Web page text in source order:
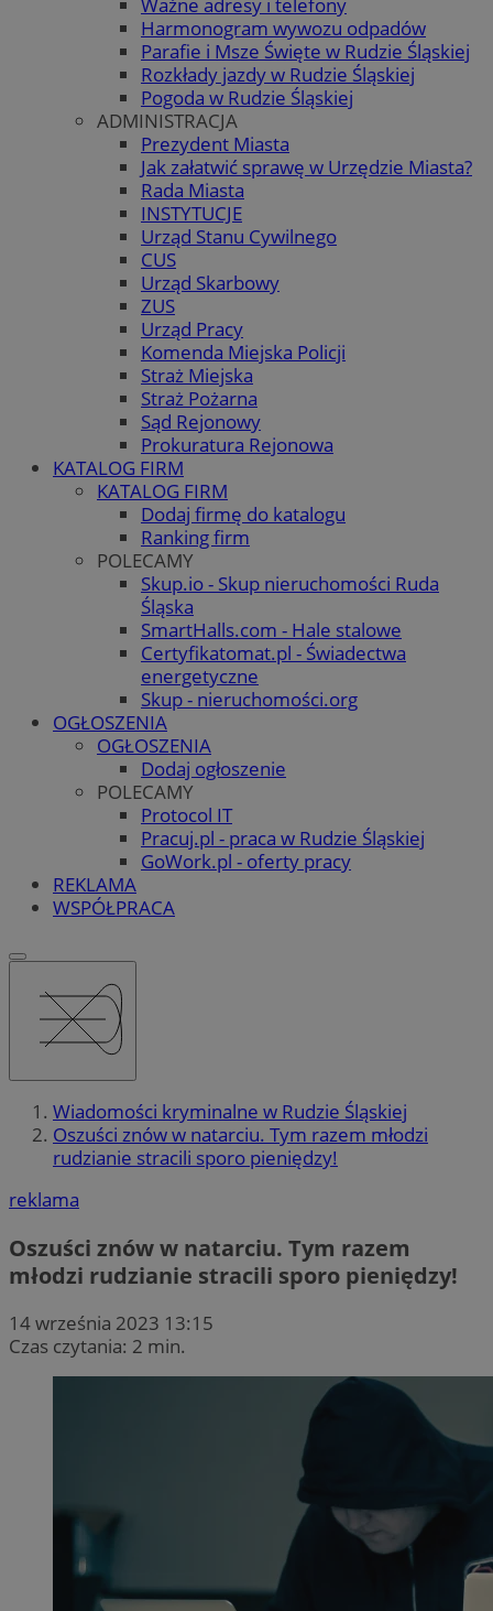
Harmonogram wywozu odpadów
Parafie i Msze Święte w Rudzie Śląskiej
Rozkłady jazdy w Rudzie Śląskiej
Pogoda w Rudzie Śląskiej
ADMINISTRACJA
Prezydent Miasta
Jak załatwić sprawę w Urzędzie Miasta?
Rada Miasta
INSTYTUCJE
Urząd Stanu Cywilnego
CUS
Urząd Skarbowy
ZUS
Urząd Pracy
Komenda Miejska Policji
Straż Miejska
Straż Pożarna
Sąd Rejonowy
Prokuratura Rejonowa
KATALOG FIRM
KATALOG FIRM
Dodaj firmę do katalogu
Ranking firm
POLECAMY
Skup.io - Skup nieruchomości Ruda
Śląska
SmartHalls.com - Hale stalowe
Certyfikatomat.pl - Świadectwa
energetyczne
Skup - nieruchomości.org
OGŁOSZENIA
OGŁOSZENIA
Dodaj ogłoszenie
POLECAMY
Protocol IT
Pracuj.pl - praca w Rudzie Śląskiej
GoWork.pl - oferty pracy
REKLAMA
WSPÓŁPRACA
Wiadomości kryminalne w Rudzie Śląskiej
Oszuści znów w natarciu. Tym razem młodzi
rudzianie stracili sporo pieniędzy!
reklama
Oszuści znów w natarciu. Tym razem
młodzi rudzianie stracili sporo pieniędzy!
14 września 2023 13:15
Czas czytania: 2 min.